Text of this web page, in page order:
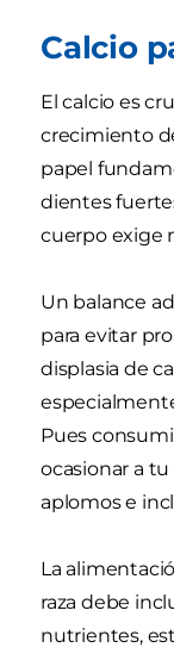
Calcio
El calcio es
crecimiento
papel
dientes
cuerpo exige
Un balance
para evitar
displasia de
Pues
ocasionar a
aplomos e
La
raza debe
nutrientes,